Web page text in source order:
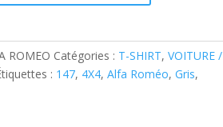
ROMEO Catégories : T-SHIRT,VOITURE /
: 147, 4X4,Alfa Roméo,Gris,